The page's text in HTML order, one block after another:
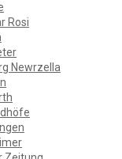
Rosi
Newrzella